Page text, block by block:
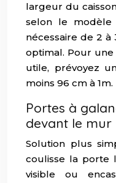
largeur du
selon le
nécessaire de 2
optimal. Pour
utile, prévoyez
moins 96 cm à 1m.
Portes à
devant le mur
Solution plus
coulisse la porte
visible ou